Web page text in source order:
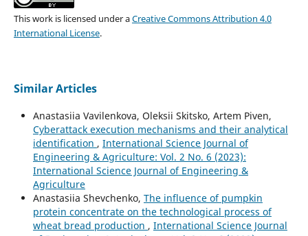
This work is licensed under aCreative Commons Attribution 4.0
International License.
Similar Articles
Anastasiia Vavilenkova, Oleksii Skitsko, Artem Piven,
Cyberattack execution mechanisms and their analytical
identification , International Science Journal of
Engineering & Agriculture: Vol. 2 No. 6 (2023):
International Science Journal of Engineering &
Agriculture
Anastasiia Shevchenko, The influence of pumpkin
protein concentrate on the technological process of
wheat bread production , International Science Journal